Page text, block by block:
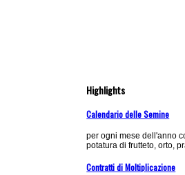
Highlights
Calendario delle Semine
per ogni mese dell'anno
potatura di frutteto, orto,
Contratti di Moltiplicazione